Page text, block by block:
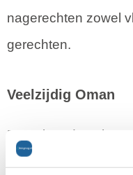
nagerechten zowel
gerechten.
Veelzijdig Oman
De volgende
zodra we van boord